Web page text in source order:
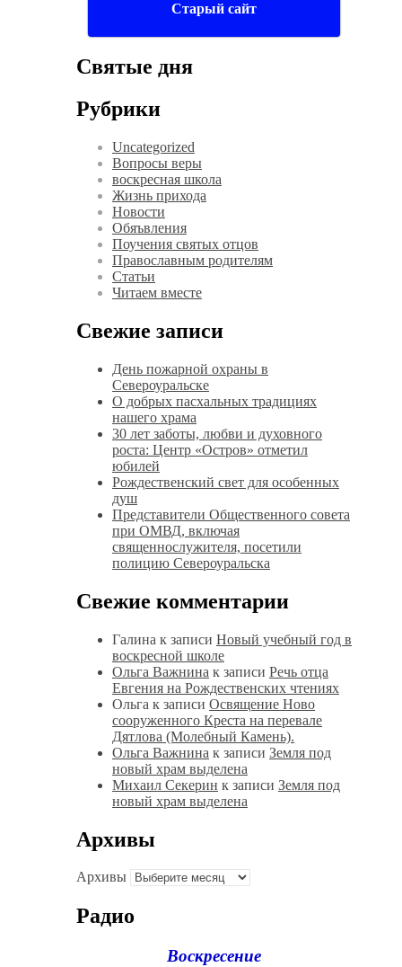
Старый сайт
Святые дня
Рубрики
Uncategorized
Вопросы веры
воскресная школа
Жизнь прихода
Новости
Обяъвления
Поучения святых отцов
Православным родителям
Статьи
Читаем вместе
Свежие записи
День пожарной охраны в
Североуральске
О добрых пасхальных традициях
нашего храма
30 лет заботы, любви и духовного
роста: Центр «Остров» отметил
юбилей
Рождественский свет для особенных
душ
Представители Общественного совета
при ОМВД, включая
священнослужителя, посетили
полицию Североуральска
Свежие комментарии
Галина к записи Новый учебный год в
воскресной школе
Ольга Важнина к записи Речь отца
Евгения на Рождественских чтениях
Ольга к записи Освящение Ново
сооруженного Креста на перевале
Дятлова (Молебный Камень).
Ольга Важнина к записи Земля под
новый храм выделена
Михаил Секерин к записи Земля под
новый храм выделена
Архивы
Архивы
Радио
Воскресение